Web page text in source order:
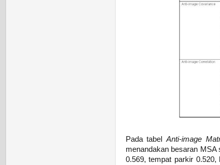
Pada tabelAnti-image
menandakan besaran MSA
0.569, tempat parkir